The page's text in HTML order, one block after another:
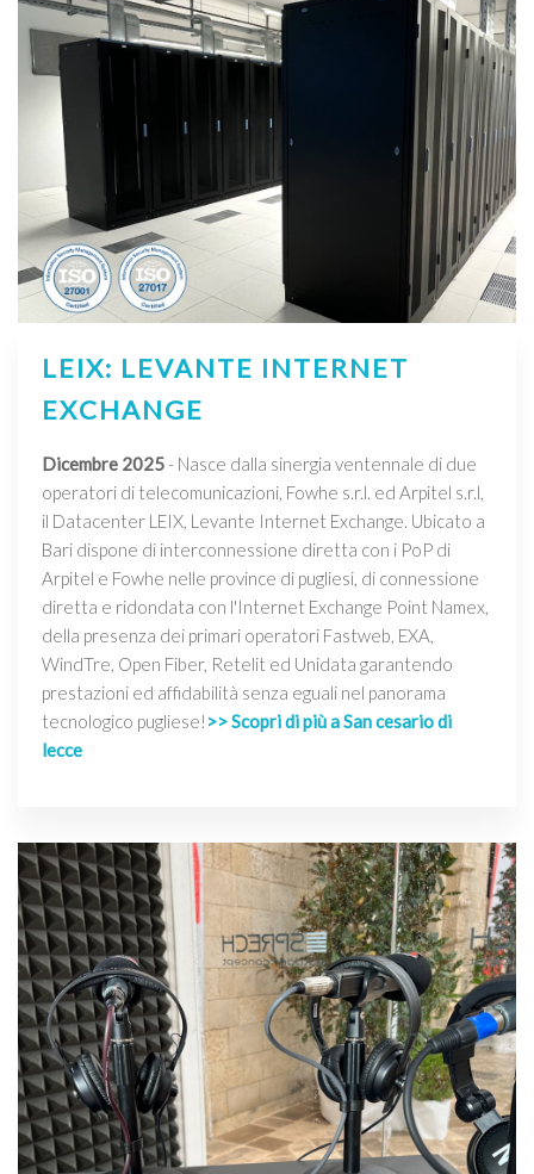
LEIX: LEVANTE INTERNET
EXCHANGE
Dicembre 2025- Nasce dalla sinergia ventennale di due
operatori di telecomunicazioni, Fowhe s.r.l. ed Arpitel s.r.l,
il Datacenter LEIX, Levante Internet Exchange. Ubicato a
Bari dispone di interconnessione diretta con i PoP di
Arpitel e Fowhe nelle province di pugliesi, di connessione
diretta e ridondata con l'Internet Exchange Point Namex,
della presenza dei primari operatori Fastweb, EXA,
WindTre, Open Fiber, Retelit ed Unidata garantendo
prestazioni ed affidabilità senza eguali nel panorama
tecnologico pugliese! >> Scopri di più a San cesario di
lecce